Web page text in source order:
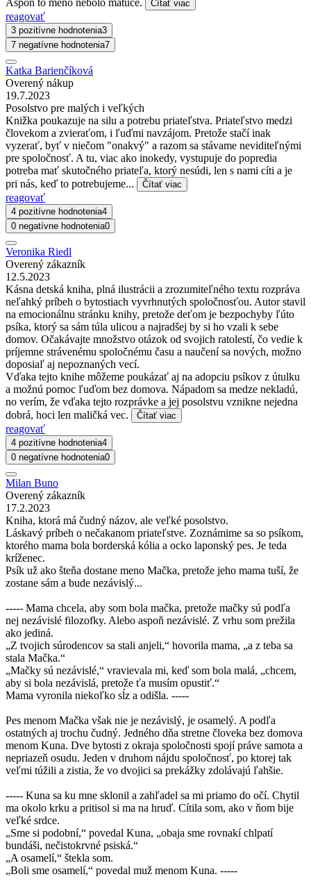
Čítať viac
reagovať
3 pozitívne hodnotenia3
7 negatívne hodnotenia7
Katka Barienčíková
Overený nákup
19.7.2023
Posolstvo pre malých i veľkých
Knižka poukazuje na silu a potrebu priateľstva. Priateľstvo medzi
človekom a zvieraťom, i ľuďmi navzájom. Pretože stačí inak
vyzerať, byť v niečom "onakvý" a razom sa stávame neviditeľnými
pre spoločnosť. A tu, viac ako inokedy, vystupuje do popredia
potreba mať skutočného priateľa, ktorý nesúdi, len s nami cíti a je
pri nás, keď to potrebujeme...
Čítať viac
reagovať
4 pozitívne hodnotenia4
0 negatívne hodnotenia0
Veronika Riedl
Overený zákazník
12.5.2023
Kásna detská kniha, plná ilustrácii a zrozumiteľného textu rozpráva
neľahký príbeh o bytostiach vyvrhnutých spoločnosťou. Autor stavil
na emocionálnu stránku knihy, pretože deťom je bezpochyby ľúto
psíka, ktorý sa sám túla ulicou a najradšej by si ho vzali k sebe
domov. Očakávajte množstvo otázok od svojich ratolestí, čo vedie k
príjemne strávenému spoločnému času a naučení sa nových, možno
doposiaľ aj nepoznaných vecí.
Vďaka tejto knihe môžeme poukázať aj na adopciu psíkov z útulku
a možnú pomoc ľuďom bez domova. Nápadom sa medze nekladú,
no verím, že vďaka tejto rozprávke a jej posolstvu vznikne nejedna
dobrá, hoci len maličká vec.
Čítať viac
reagovať
4 pozitívne hodnotenia4
0 negatívne hodnotenia0
Milan Buno
Overený zákazník
17.2.2023
Kniha, ktorá má čudný názov, ale veľké posolstvo.
Láskavý príbeh o nečakanom priateľstve. Zoznámime sa so psíkom,
ktorého mama bola borderská kólia a ocko laponský pes. Je teda
kríženec.
Psík už ako šteňa dostane meno Mačka, pretože jeho mama tuší, že
zostane sám a bude nezávislý...
----- Mama chcela, aby som bola mačka, pretože mačky sú podľa
nej nezávislé filozofky. Alebo aspoň nezávislé. Z vrhu som prežila
ako jediná.
„Z tvojich súrodencov sa stali anjeli,“ hovorila mama, „a z teba sa
stala Mačka.“
„Mačky sú nezávislé,“ vravievala mi, keď som bola malá, „chcem,
aby si bola nezávislá, pretože ťa musím opustiť.“
Mama vyronila niekoľko sĺz a odišla. -----
Pes menom Mačka však nie je nezávislý, je osamelý. A podľa
ostatných aj trochu čudný. Jedného dňa stretne človeka bez domova
menom Kuna. Dve bytosti z okraja spoločnosti spojí práve samota a
nepriazeň osudu. Jeden v druhom nájdu spoločnosť, po ktorej tak
veľmi túžili a zistia, že vo dvojici sa prekážky zdolávajú ľahšie.
----- Kuna sa ku mne sklonil a zahľadel sa mi priamo do očí. Chytil
ma okolo krku a pritisol si ma na hruď. Cítila som, ako v ňom bije
veľké srdce.
„Sme si podobní,“ povedal Kuna, „obaja sme rovnakí chlpatí
bundáši, nečistokrvné psiská.“
„A osamelí,“ štekla som.
„Boli sme osamelí,“ povedal muž menom Kuna. -----